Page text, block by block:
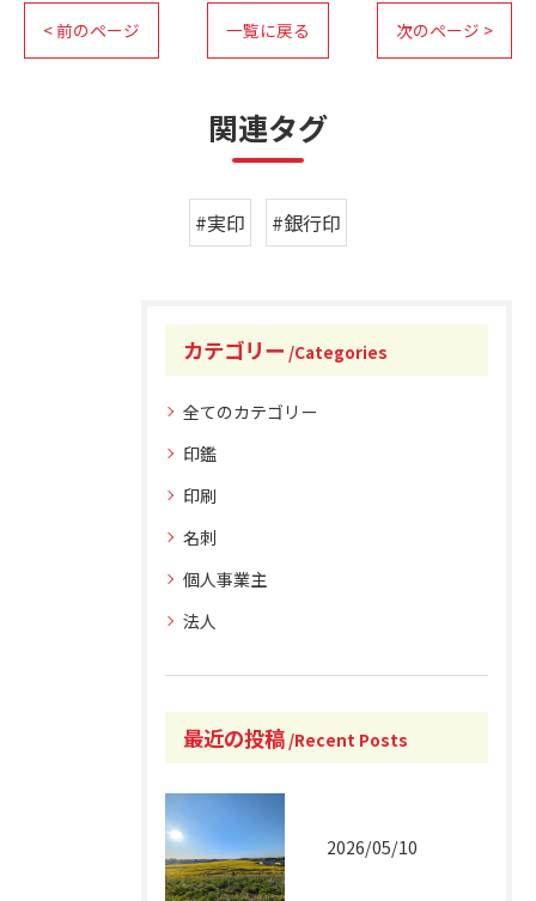
< 前のページ 一覧に戻る 次のページ >
関連タグ
#実印 #銀行印
カテゴリー Categories
全てのカテゴリー
印鑑
印刷
名刺
個人事業主
法人
最近の投稿 Recent Posts
2026/05/10